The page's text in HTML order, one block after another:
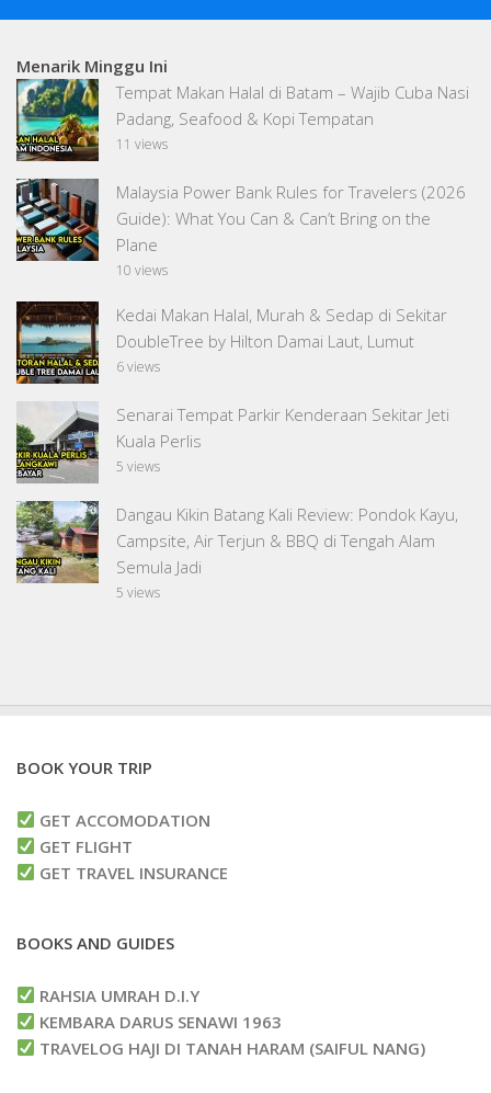
Menarik Minggu Ini
Tempat Makan Halal di Batam – Wajib Cuba Nasi
Padang, Seafood & Kopi Tempatan
11 views
Malaysia Power Bank Rules for Travelers (2026
Guide): What You Can & Can’t Bring on the
Plane
10 views
Kedai Makan Halal, Murah & Sedap di Sekitar
DoubleTree by Hilton Damai Laut, Lumut
6 views
Senarai Tempat Parkir Kenderaan Sekitar Jeti
Kuala Perlis
5 views
Dangau Kikin Batang Kali Review: Pondok Kayu,
Campsite, Air Terjun & BBQ di Tengah Alam
Semula Jadi
5 views
BOOK YOUR TRIP
GET ACCOMODATION
GET FLIGHT
GET TRAVEL INSURANCE
BOOKS AND GUIDES
RAHSIA UMRAH D.I.Y
KEMBARA DARUS SENAWI 1963
TRAVELOG HAJI DI TANAH HARAM (SAIFUL NANG)